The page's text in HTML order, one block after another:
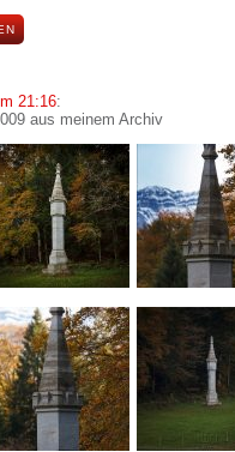
21:16:
aus meinem Archiv